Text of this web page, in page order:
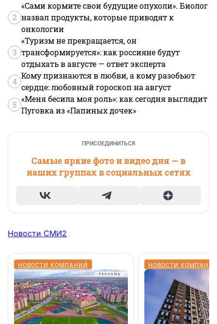
2
«Сами кормите свои будущие опухоли». Биолог
назвал продукты, которые приводят к
онкологии
3
«Туризм не прекращается, он
трансформируется»: как россияне будут
отдыхать в августе — ответ эксперта
4
Кому признаются в любви, а кому разобьют
сердце: любовный гороскоп на август
5
«Меня бесила моя роль»: как сегодня выглядит
Пуговка из «Папиных дочек»
ПРИСОЕДИНИТЬСЯ
Самые яркие фото и видео дня — в
наших группах в социальных сетях
Новости СМИ2
НОВОСТИ КОМПАНИЙ НОВОСТИ